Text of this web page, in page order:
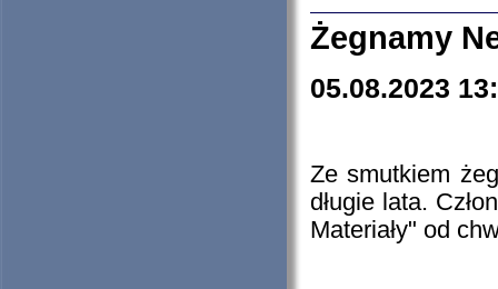
Żegnamy
05.08.2023
Ze smutkiem
długie lata.
Materiały" od